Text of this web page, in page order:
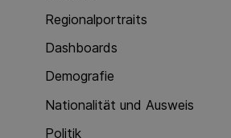
Regionalportraits
Dashboards
Demografie
Nationalität und Ausweis
Politik